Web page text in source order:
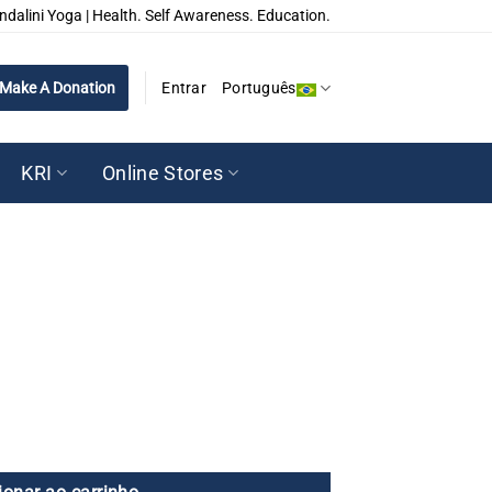
Yoga | Health. Self Awareness. Education.
Make A Donation Entrar Português
KRI Online Stores